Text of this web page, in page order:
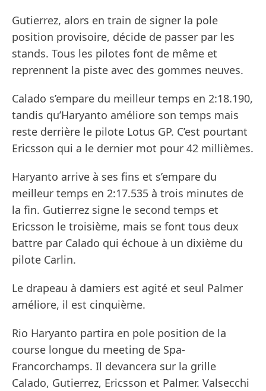
Gutierrez, alors en train de signer la pole
position provisoire, décide de passer par les
stands. Tous les pilotes font de même et
reprennent la piste avec des gommes neuves.
Calado s’empare du meilleur temps en 2:18.190,
tandis qu’Haryanto améliore son temps mais
reste derrière le pilote Lotus GP. C’est pourtant
Ericsson qui a le dernier mot pour 42 millièmes.
Haryanto arrive à ses fins et s’empare du
meilleur temps en 2:17.535 à trois minutes de
la fin. Gutierrez signe le second temps et
Ericsson le troisième, mais se font tous deux
battre par Calado qui échoue à un dixième du
pilote Carlin.
Le drapeau à damiers est agité et seul Palmer
améliore, il est cinquième.
Rio Haryanto partira en pole position de la
course longue du meeting de Spa-
Francorchamps. Il devancera sur la grille
Calado, Gutierrez, Ericsson et Palmer. Valsecchi